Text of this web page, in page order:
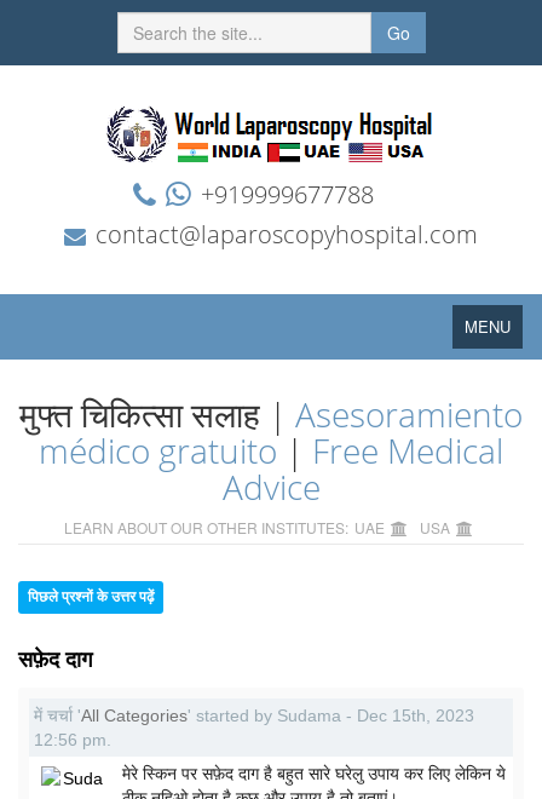
Go
+919999677788
contact@laparoscopyhospital.com
Toggle
navigation
MENU
मुफ्त चिकित्सा सलाह | Asesoramiento
médico gratuito| Free Medical
Advice
LEARN ABOUT OUR OTHER INSTITUTES: UAE USA
पिछले प्रश्नों के उत्तर पढ़ें
सफ़ेद दाग
में चर्चा 'All Categories' started by Sudama - Dec 15th, 2023
12:56 pm.
मेरे स्किन पर सफ़ेद दाग है बहुत सारे घरेलु उपाय कर लिए लेकिन ये